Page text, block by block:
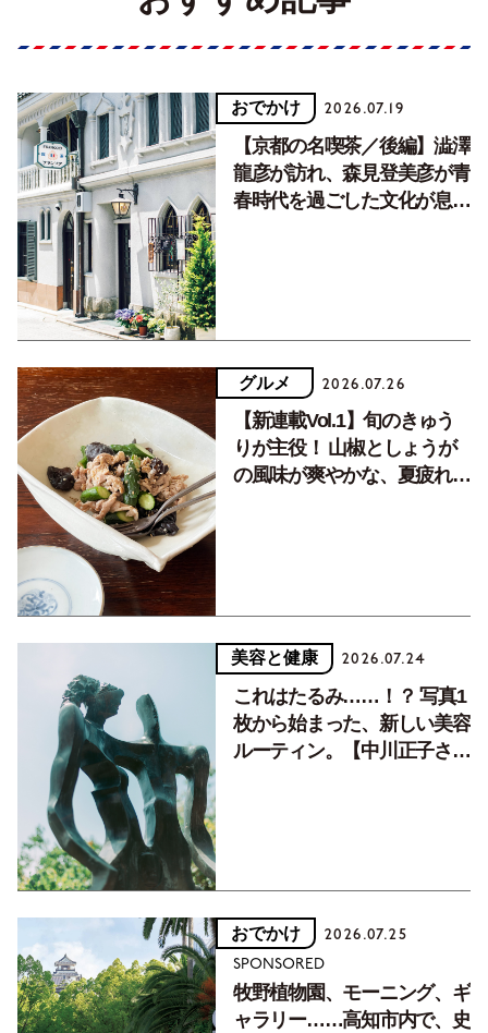
おでかけ 2026.07.19
【京都の名喫茶／後編】澁澤
龍彦が訪れ、森見登美彦が青
春時代を過ごした文化が息づ
グルメ 2026.07.26
【新連載Vol.1】旬のきゅう
りが主役！ 山椒としょうが
の風味が爽やかな、夏疲れを
美容と健康 2026.07.24
これはたるみ……！？ 写真1
枚から始まった、新しい美容
ルーティン。【中川正子さん
おでかけ 2026.07.25
SPONSORED
牧野植物園、モーニング、ギ
ャラリー……高知市内で、史